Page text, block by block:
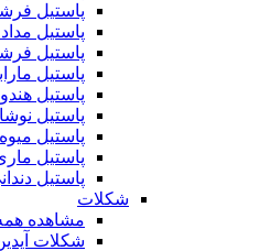
پاستیل
پاستیل
پاستیل
پاستیل
پاستیل
پاستیل
پاستیل
پاستیل
پاستیل
شکلات
مشاهده
شکلات